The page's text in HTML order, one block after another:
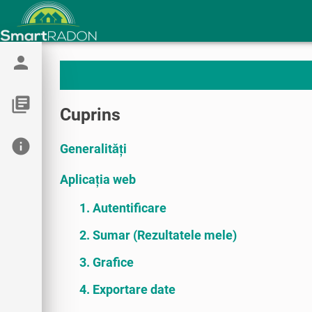
person
library_books
info
Cuprins
Generalități
Aplicația web
1. Autentificare
2. Sumar (Rezultatele mele)
3. Grafice
4. Exportare date